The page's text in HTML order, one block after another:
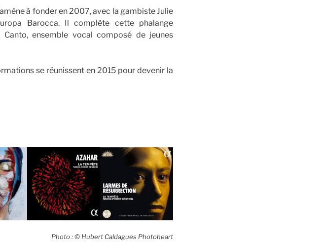
à fonder en 2007, avec la gambiste Julie
Barocca. Il complète cette phalange
ensemble vocal composé de jeunes
se réunissent en 2015 pour devenir la
Photo : © Hubert Caldagues Photoheart